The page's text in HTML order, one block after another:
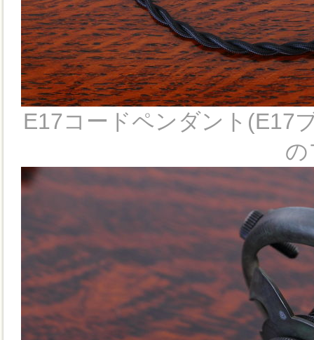
E17コードペンダント(E17
の